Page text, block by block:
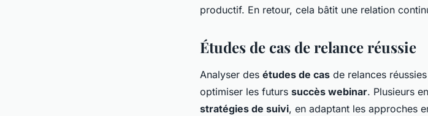
productif. En retour, cela bâtit une relation
Études de cas de relance réussie
Analyser des études de cas de relances
optimiser les futurs succès webinar. Plusieurs
stratégies de suivi, en adaptant les approches